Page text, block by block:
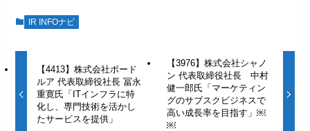
IR INFOナビ
【4413】株式会社ボード
ルア 代表取締役社長 冨永
重寛氏「ITインフラに特
化し、専門技術を活かし
たサービスを提供」
【3976】株式会社シャノ
ン 代表取締役社長 中村
健一郎氏「マーケティン
グのサブスクビジネスで
高い成長率を目指す」￼
￼